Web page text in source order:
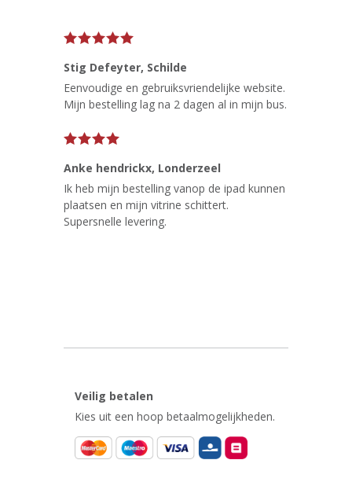
Stig Defeyter, Schilde
Eenvoudige en gebruiksvriendelijke website.
Mijn bestelling lag na 2 dagen al in mijn bus.
Anke hendrickx, Londerzeel
Ik heb mijn bestelling vanop de ipad kunnen
plaatsen en mijn vitrine schittert.
Supersnelle levering.
Veilig betalen
Kies uit een hoop betaalmogelijkheden.